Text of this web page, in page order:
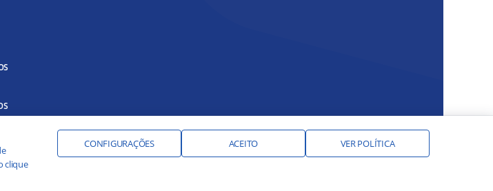
clique
CONFIGURAÇÕES ACEITO VER POLÍTICA